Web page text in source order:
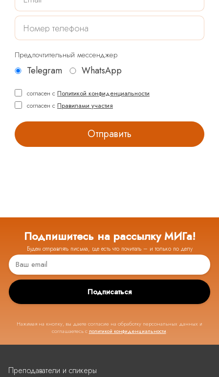
Предпочтительный мессенджер
Telegram WhatsApp
согласен с Политикой конфиденциальности
согласен с Правилами участия
Подпишитесь на рассылку МИГа!
Будем отправлять письма, где есть что почитать – и только по делу
Подписаться
Нажимая на кнопку, вы даете согласие на обработку персональных данных и
соглашаетесь с политикой конфиденциальности.
Преподаватели и спикеры